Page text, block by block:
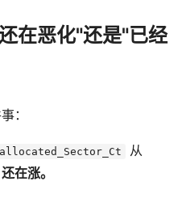
在恶化"还是"已经
：
从
还在涨。